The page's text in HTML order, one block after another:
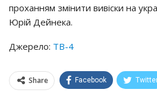
проханням змінити вивіски на
Юрій Дейнека.
Джерело: ТВ-4
Share Facebook